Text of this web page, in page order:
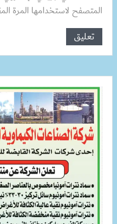
المتصفح لاستخدامها المرة